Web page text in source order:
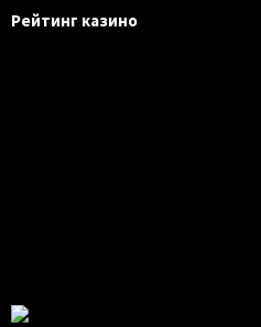
Рейтинг казино